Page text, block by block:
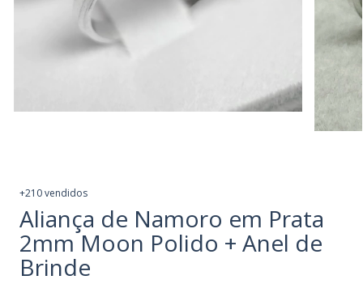
+210 vendidos
Aliança de Namoro em Prata
2mm Moon Polido + Anel de
Brinde